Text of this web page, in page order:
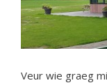
Veur wie graeg